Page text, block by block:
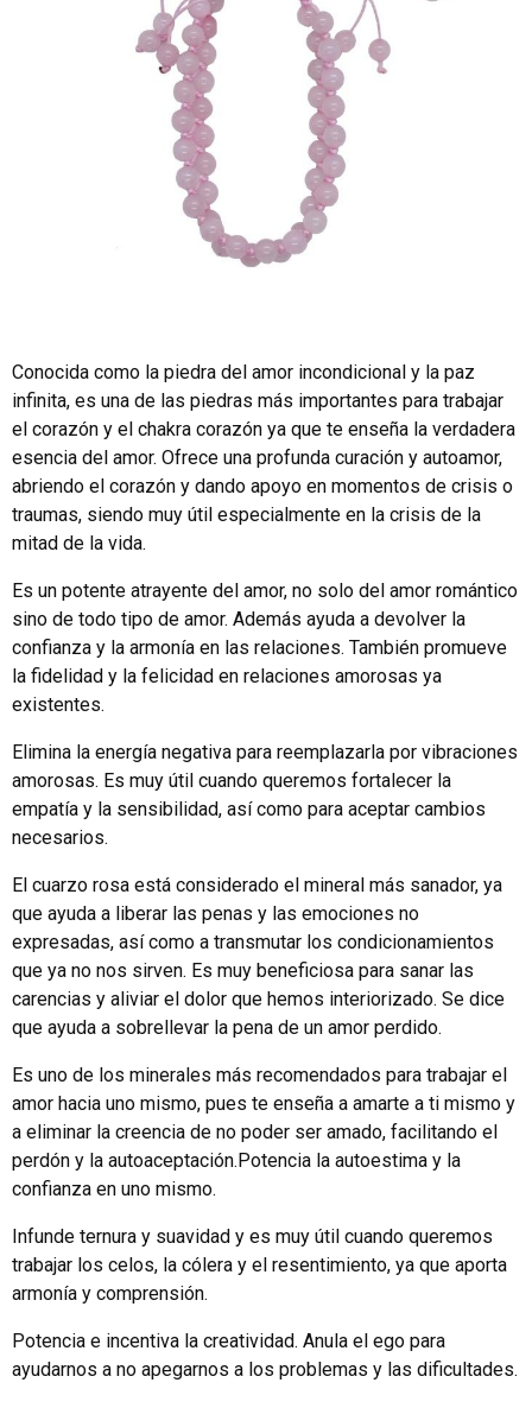
Conocida como la piedra del amor incondicional y la paz
infinita, es una de las piedras más importantes para trabajar
el corazón y el chakra corazón ya que te enseña la verdadera
esencia del amor. Ofrece una profunda curación y autoamor,
abriendo el corazón y dando apoyo en momentos de crisis o
traumas, siendo muy útil especialmente en la crisis de la
mitad de la vida.
Es un potente atrayente del amor, no solo del amor romántico
sino de todo tipo de amor. Además ayuda a devolver la
confianza y la armonía en las relaciones. También promueve
la fidelidad y la felicidad en relaciones amorosas ya
existentes.
Elimina la energía negativa para reemplazarla por vibraciones
amorosas. Es muy útil cuando queremos fortalecer la
empatía y la sensibilidad, así como para aceptar cambios
necesarios.
El cuarzo rosa está considerado el mineral más sanador, ya
que ayuda a liberar las penas y las emociones no
expresadas, así como a transmutar los condicionamientos
que ya no nos sirven. Es muy beneficiosa para sanar las
carencias y aliviar el dolor que hemos interiorizado. Se dice
que ayuda a sobrellevar la pena de un amor perdido.
Es uno de los minerales más recomendados para trabajar el
amor hacia uno mismo, pues te enseña a amarte a ti mismo y
a eliminar la creencia de no poder ser amado, facilitando el
perdón y la autoaceptación.Potencia la autoestima y la
confianza en uno mismo.
Infunde ternura y suavidad y es muy útil cuando queremos
trabajar los celos, la cólera y el resentimiento, ya que aporta
armonía y comprensión.
Potencia e incentiva la creatividad. Anula el ego para
ayudarnos a no apegarnos a los problemas y las dificultades.